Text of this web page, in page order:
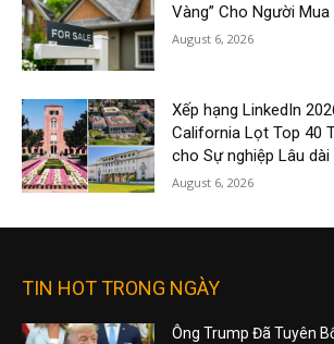
Vàng” Cho Người
August 6, 2026
Xếp hạng LinkedIn
California Lọt Top 40
cho Sự nghiệp Lâu dài
August 6, 2026
TIN HOT TRONG NGÀY
Ông Trump Đã Tuyên